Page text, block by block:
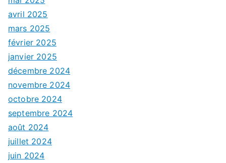
avril 2025
mars 2025
février 2025
janvier 2025
décembre 2024
novembre 2024
octobre 2024
septembre 2024
août 2024
juillet 2024
juin 2024